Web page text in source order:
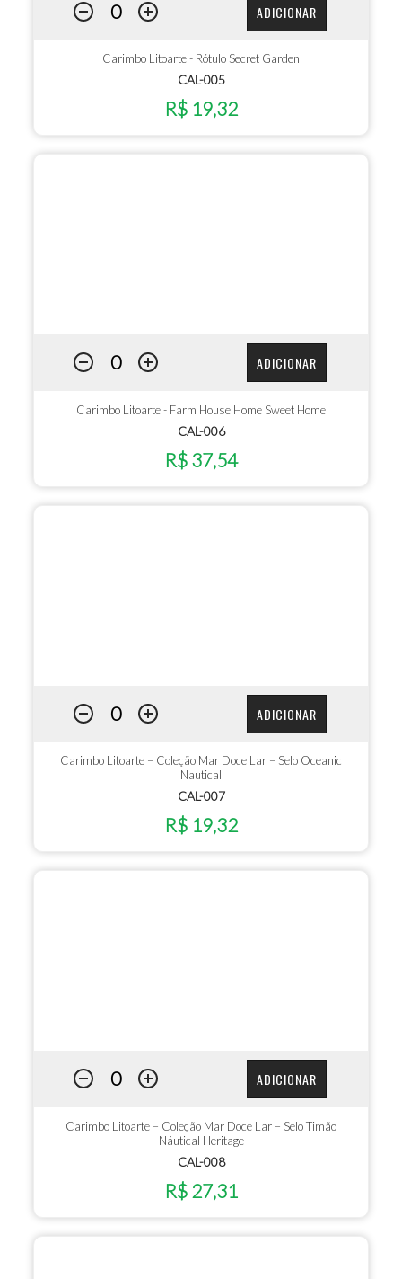
ADICIONAR
Carimbo Litoarte - Rótulo Secret Garden
CAL-005
R$ 19,32
ADICIONAR
Carimbo Litoarte - Farm House Home Sweet Home
CAL-006
R$ 37,54
ADICIONAR
Carimbo Litoarte – Coleção Mar Doce Lar – Selo Oceanic
Nautical
CAL-007
R$ 19,32
ADICIONAR
Carimbo Litoarte – Coleção Mar Doce Lar – Selo Timão
Náutical Heritage
CAL-008
R$ 27,31